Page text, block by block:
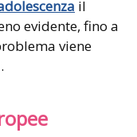
il
evidente, fino a
viene